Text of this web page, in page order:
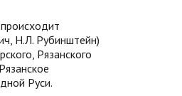
Н.Л. Рубинштейн)
Рязанского
Руси.